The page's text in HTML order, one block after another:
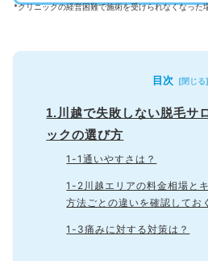
*クリニックの経営困難で施術を受けられなくなった
目次
1.川越で失敗しない脱毛サ
ックの選び方
1-1通いやすさは？
1-2川越エリアの料金相場と
方法ごとの違いを確認してお
1-3痛みに対する対策は？